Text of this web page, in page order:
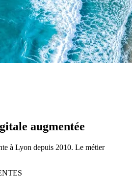
augmentée
à Lyon depuis 2010. Le métier